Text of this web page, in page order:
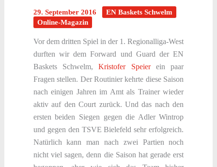
29. September 2016
EN Baskets Schwelm
Online-Magazin
Vor dem dritten Spiel in der 1. Regionalliga-West
durften wir dem Forward und Guard der EN
Baskets Schwelm,Kristofer Speierein paar
Fragen stellen. Der Routinier kehrte diese Saison
nach einigen Jahren im Amt als Trainer wieder
aktiv auf den Court zurück. Und das nach den
ersten beiden Siegen gegen die Adler Wintrop
und gegen den TSVE Bielefeld sehr erfolgreich.
Natürlich kann man nach zwei Partien noch
nicht viel sagen, denn die Saison hat gerade erst